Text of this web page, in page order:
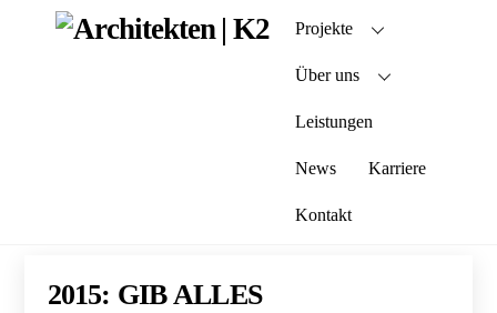
Projekte
Über uns
Leistungen
News Karriere
Kontakt
2015: GIB ALLES